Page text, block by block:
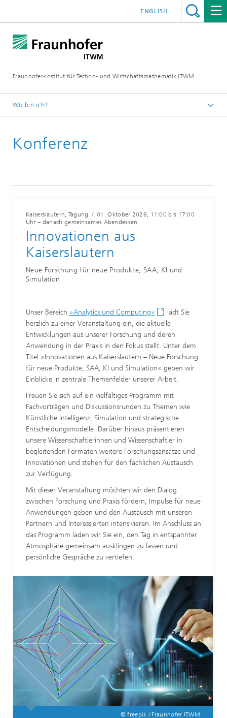
Fraunhofer-Institut für Techno- und Wirtschaftsmathematik ITWM
ENGLISH
Wo bin ich?
Messen|Veranstaltungen
Konferenz
Kaiserslautern, Tagung /01. Oktober 2026, 11:00 bis 17:00
Uhr – danach gemeinsames Abendessen
Innovationen aus
Kaiserslautern
Neue Forschung für neue Produkte, SAA, KI und
Simulation
Unser Bereich »Analytics und Computing«
lädt Sie
herzlich zu einer Veranstaltung ein, die aktuelle
Entwicklungen aus unserer Forschung und deren
Anwendung in der Praxis in den Fokus stellt. Unter dem
Titel »Innovationen aus Kaiserslautern – Neue Forschung
für neue Produkte, SAA, KI und Simulation« geben wir
Einblicke in zentrale Themenfelder unserer Arbeit.
Freuen Sie sich auf ein vielfältiges Programm mit
Fachvorträgen und Diskussionsrunden zu Themen wie
Künstliche Intelligenz, Simulation und strategische
Entscheidungsmodelle. Darüber hinaus präsentieren
unsere Wissenschaftlerinnen und Wissenschaftler in
begleitenden Formaten weitere Forschungsansätze und
Innovationen und stehen für den fachlichen Austausch
zur Verfügung.
Mit dieser Veranstaltung möchten wir den Dialog
zwischen Forschung und Praxis fördern, Impulse für neue
Anwendungen geben und den Austausch mit unseren
Partnern und Interessierten intensivieren. Im Anschluss an
das Programm laden wir Sie ein, den Tag in entspannter
Atmosphäre gemeinsam ausklingen zu lassen und
persönliche Gespräche zu vertiefen.
© freepik / Fraunhofer ITWM